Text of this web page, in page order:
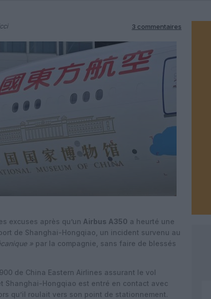
3 commentaires
excuses après qu’un Airbus A350 a heurté une
de Shanghai-Hongqiao, un incident survenu au
» par la compagnie, sans faire de blessés
de China Eastern Airlines assurant le vol
Shanghai-Hongqiao est entré en contact avec
qu’il roulait vers son point de stationnement.